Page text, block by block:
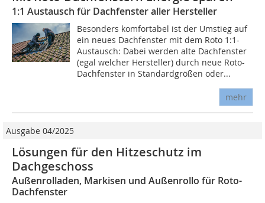
1:1 Austausch für Dachfenster aller Hersteller
Besonders komfortabel ist der Umstieg auf
ein neues Dachfenster mit dem Roto 1:1-
Austausch: Dabei werden alte Dachfenster
(egal welcher Hersteller) durch neue Roto-
Dachfenster in Standardgrößen oder...
mehr
Ausgabe 04/2025
Lösungen für den Hitzeschutz im
Dachgeschoss
Außenrolladen, Markisen und Außenrollo für Roto-
Dachfenster